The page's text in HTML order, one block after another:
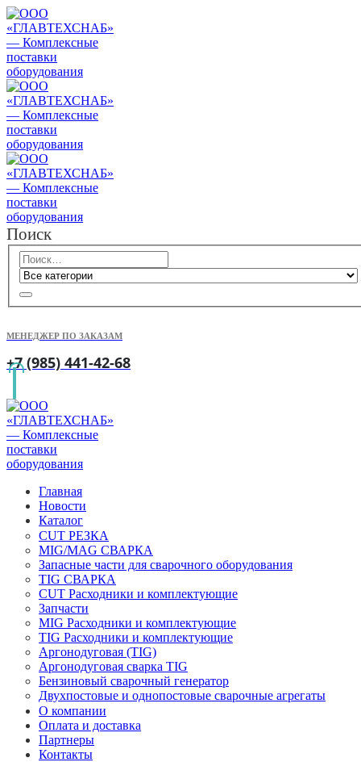
Поиск
МЕНЕДЖЕР ПО ЗАКАЗАМ
+7 (985) 441-42-68
Главная
Новости
Каталог
CUT РЕЗКА
MIG/MAG СВАРКА
Запасные части для сварочного оборудования
TIG СВАРКА
CUT Расходники и комплектующие
Запчасти
MIG Расходники и комплектующие
TIG Расходники и комплектующие
Аргонодуговая (TIG)
Аргонодуговая сварка TIG
Бензиновый сварочный генератор
Двухпостовые и однопостовые сварочные агрегаты
О компании
Оплата и доставка
Партнеры
Контакты